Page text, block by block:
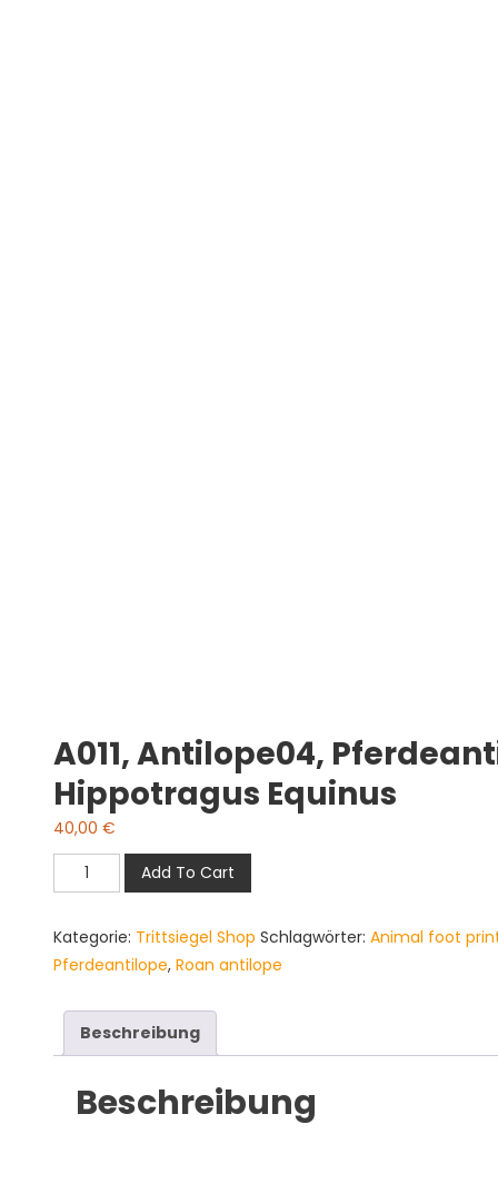
A011, Antilope04,
Hippotragus Equinus
40,00€
A011,
antilope04,
Roan
antilope,
equinus
Menge
Add To Cart
Kategorie: Trittsiegel Shop Schlagwörter:Animal foot
Pferdeantilope,Roan antilope
Beschreibung
Beschreibung